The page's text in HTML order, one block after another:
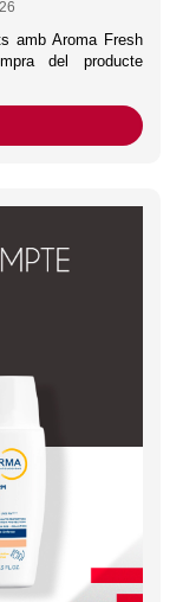
amb Aroma Fresh
del producte